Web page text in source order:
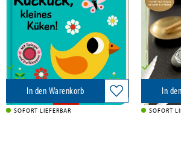
Coppenrath, 2024
10,00 €
Versandkostenfrei in DE
In den Warenkorb
SOFORT LIEFERBAR
11,95 €
In
SOFORT